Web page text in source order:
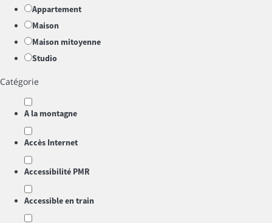
Appartement
Maison
Maison mitoyenne
Studio
Catégorie
A la montagne
Accès Internet
Accessibilité PMR
Accessible en train